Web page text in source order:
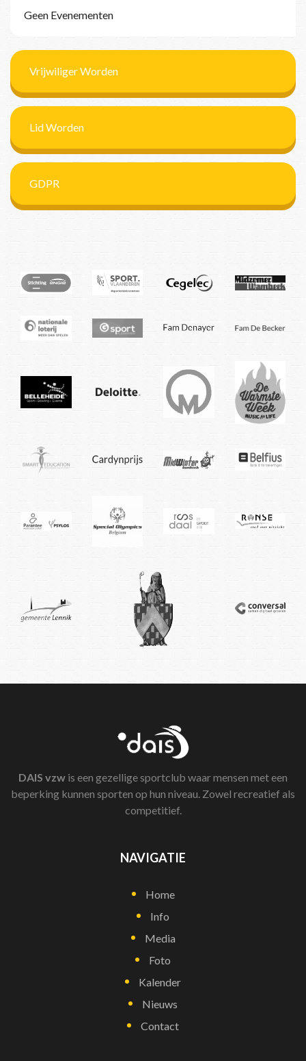
Geen Evenementen
Vrijwiliger Worden
Lid Worden
GDPR
DAIS vzw is een gezellige sportclub waar mensen met een
beperking kunnen sporten op hun niveau. Zowel recreatief als
competitief.
NAVIGATIE
Home
Info
Media
Foto
Kalender
Nieuws
Contact